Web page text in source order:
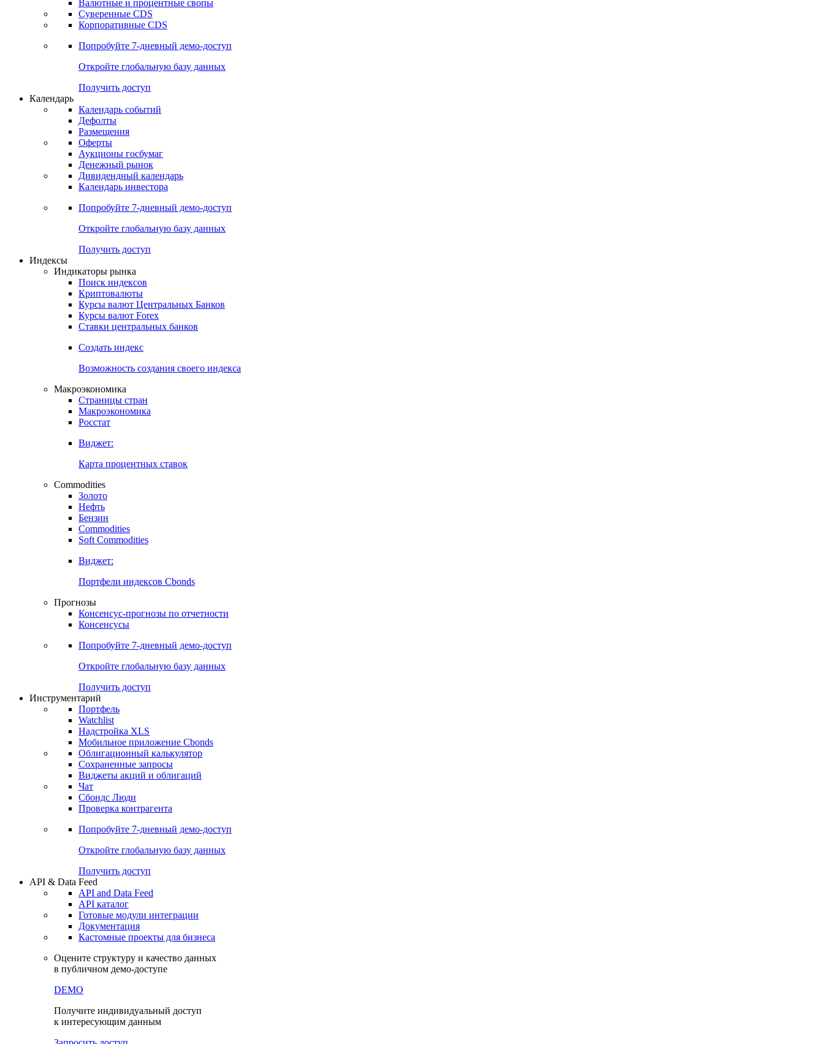
Валютные и процентные свопы
Суверенные CDS
Корпоративные CDS
Попробуйте 7-дневный демо-доступ
Откройте глобальную базу данных
Получить доступ
Календарь
Календарь событий
Дефолты
Размещения
Оферты
Аукционы госбумаг
Денежный рынок
Дивидендный календарь
Календарь инвестора
Попробуйте 7-дневный демо-доступ
Откройте глобальную базу данных
Получить доступ
Индексы
Индикаторы рынка
Поиск индексов
Криптовалюты
Курсы валют Центральных Банков
Курсы валют Forex
Ставки центральных банков
Создать индекс
Возможность создания своего индекса
Макроэкономика
Страницы стран
Макроэкономика
Росстат
Виджет:
Карта процентных ставок
Commodities
Золото
Нефть
Бензин
Commodities
Soft Commodities
Виджет:
Портфели индексов Cbonds
Прогнозы
Консенсус-прогнозы по отчетности
Консенсусы
Попробуйте 7-дневный демо-доступ
Откройте глобальную базу данных
Получить доступ
Инструментарий
Портфель
Watchlist
Надстройка XLS
Мобильное приложение Cbonds
Облигационный калькулятор
Сохраненные запросы
Виджеты акций и облигаций
Чат
Сбондс Люди
Проверка контрагента
Попробуйте 7-дневный демо-доступ
Откройте глобальную базу данных
Получить доступ
API & Data Feed
API and Data Feed
API каталог
Готовые модули интеграции
Документация
Кастомные проекты для бизнеса
Оцените структуру и качество данных
в публичном демо-доступе
DEMO
Получите индивидуальный доступ
к интересующим данным